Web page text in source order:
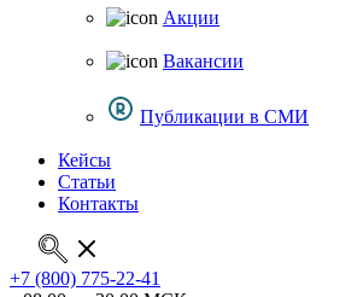
Акции
Вакансии
Публикации в СМИ
Кейсы
Статьи
Контакты
+7 (800) 775-22-41